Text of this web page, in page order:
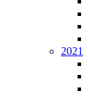
2021